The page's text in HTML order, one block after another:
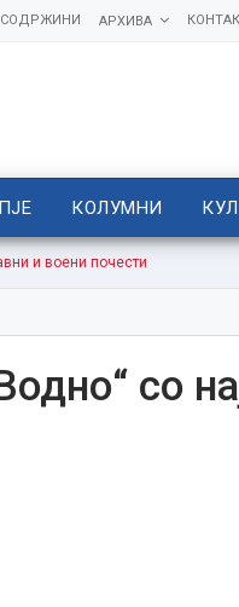
АРХИВА
СОДРЖИНИ
КОЛУМНИ
и воени почести
со